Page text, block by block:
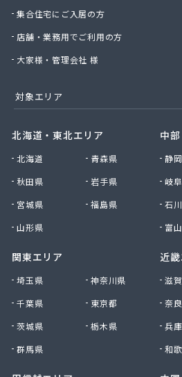
株式会社冨永商店
株式会社浮羽日石岩佐石油店
株式会社北九州ガス燃料
株式会社明治産業
株式会社木下工業所
株式会社鈴久商事
株式会社和泉プロパン
株式会社和泉プロパン みやま
株式会社和田商店
株式会社髙岡
丸信エナジー株式会社
貴船商事株式会社
吉村アクティブ産業株式会社
吉武産業株式会社 福岡支店
吉武産業株式会社 福岡西営業所
集合住宅にご入居の方
店舗・業務用でご利用の方
大家様・管理会社 様
対象エリア
北海道・東北エリア
北海道
青森県
秋田県
岩手県
宮城県
福島県
山形県
関東エリア
埼玉県
神奈川県
千葉県
東京都
茨城県
栃木県
群馬県
中
静
岐
石
富
近
滋
奈
兵
和